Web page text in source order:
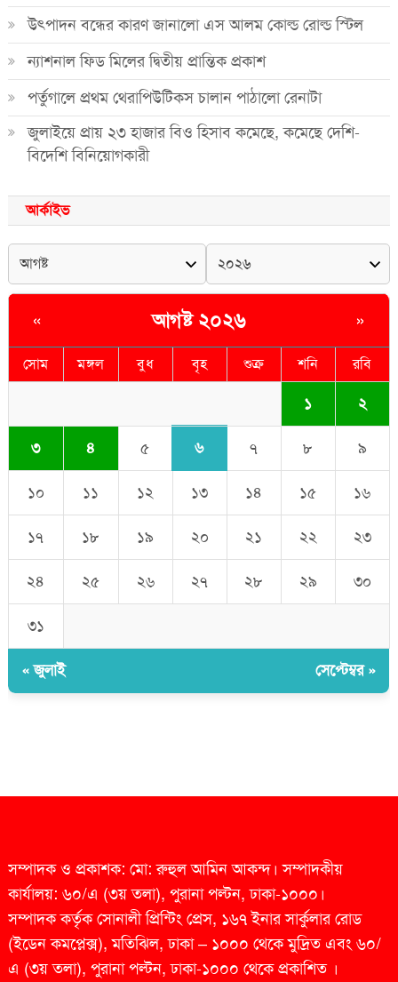
উৎপাদন বন্ধের কারণ জানালো এস আলম কোল্ড রোল্ড স্টিল
ন্যাশনাল ফিড মিলের দ্বিতীয় প্রান্তিক প্রকাশ
পর্তুগালে প্রথম থেরাপিউটিকস চালান পাঠালো রেনাটা
জুলাইয়ে প্রায় ২৩ হাজার বিও হিসাব কমেছে, কমেছে দেশি-
বিদেশি বিনিয়োগকারী
আর্কাইভ
« আগষ্ট ২০২৬ »
সোম মঙ্গল বুধ বৃহ শুক্র শনি রবি
১ ২
৩ ৪ ৫ ৬ ৭ ৮ ৯
১০ ১১ ১২ ১৩ ১৪ ১৫ ১৬
১৭ ১৮ ১৯ ২০ ২১ ২২ ২৩
২৪ ২৫ ২৬ ২৭ ২৮ ২৯ ৩০
৩১
« জুলাই সেপ্টেম্বর »
সম্পাদক ও প্রকাশক: মো: রুহুল আমিন আকন্দ। সম্পাদকীয়
কার্যালয়: ৬০/এ (৩য় তলা), পুরানা পল্টন, ঢাকা-১০০০।
সম্পাদক কর্তৃক সোনালী প্রিন্টিং প্রেস, ১৬৭ ইনার সার্কুলার রোড
(ইডেন কমপ্লেক্স), মতিঝিল, ঢাকা – ১০০০ থেকে মুদ্রিত এবং ৬০/
এ (৩য় তলা), পুরানা পল্টন, ঢাকা-১০০০ থেকে প্রকাশিত ।